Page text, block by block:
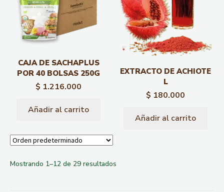
CAJA DE SACHAPLUS
POR 40 BOLSAS 250G
$ 1.216.000
Añadir al carrito
EXTRACTO DE ACHIOTE
L
$ 180.000
Añadir al carrito
Mostrando 1–12 de 29 resultados